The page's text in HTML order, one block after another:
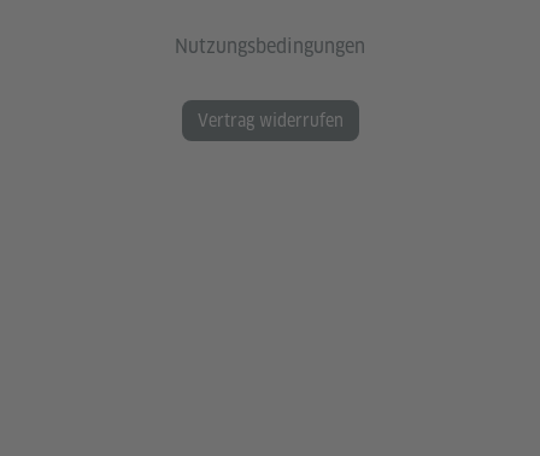
Nutzungsbedingungen
Vertrag widerrufen